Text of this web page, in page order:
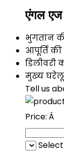
एंगल एज
भुगतान
आपूर्ति की
डिलीवरी
मुख्य घरेलू
Tell us
Price: Â